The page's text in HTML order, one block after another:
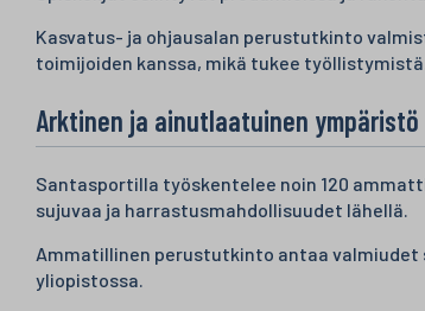
Kasvatus- ja ohjausalan perustutkinto
toimijoiden kanssa, mikä tukee
Arktinen ja ainutlaatuinen
Santasportilla työskentelee noin 120
sujuvaa ja harrastusmahdollisuudet lähellä.
Ammatillinen perustutkinto antaa valmiudet
yliopistossa.